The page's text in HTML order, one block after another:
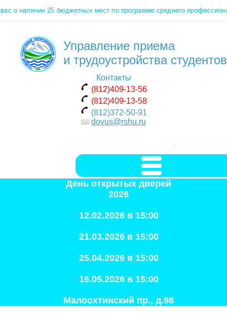
о наличии 25 бюджетных мест по программе среднего
Управление приема
и трудоустройства студентов
Контакты
(812)409-13-56
(812)409-13-58
(812)372-50-91
dovus@rshu.ru
День открытых дверей
2026
12.02.2026 в 15:00
21.03.2026 в 15:00
25.04.2026 в 15:00
16.05.2026 в 15:00
Малоохтинский пр., д.98